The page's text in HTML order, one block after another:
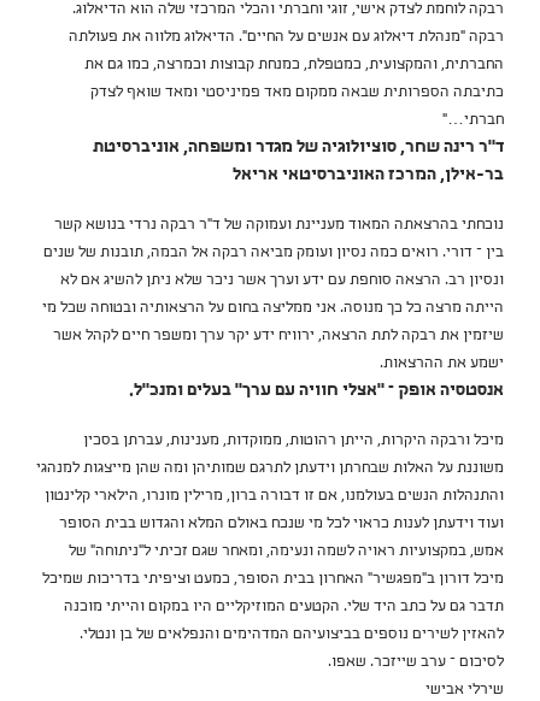
רבקה לוחמת לצדק אישי, זוגי וחברתי והכלי המרכזי שלה הוא הדיאלוג.
רבקה "מנהלת דיאלוג עם אנשים על החיים". הדיאלוג מלווה את פעולתה
החברתית, והמקצועית, כמטפלת, כמנחת קבוצות וכמרצה, כמו גם את
כתיבתה הספרותית שבאה ממקום מאד פמיניסטי ומאד שואף לצדק
חברתי…"
ד"ר רינה שחר, סוציולוגיה של מגדר ומשפחה, אוניברסיטת
בר-אילן, המרכז האוניברסיטאי אריאל
נוכחתי בהרצאתה המאוד מעניינת ועמוקה של ד"ר רבקה נרדי בנושא קשר
בין – דורי. רואים כמה נסיון ועומק מביאה רבקה אל הבמה, תובנות של שנים
ונסיון רב. הרצאה סוחפת עם ידע וערך אשר ניכר שלא ניתן להשיג אם לא
הייתה מרצה כל כך מנוסה. אני ממליצה בחום על הרצאותיה ובטוחה שכל מי
שיזמין את רבקה לתת הרצאה, ירוויח ידע יקר ערך ומשפר חיים לקהל אשר
ישמע את ההרצאות.
אנסטסיה אופק – "אצלי חוויה עם ערך" בעלים ומנכ"ל.
מיכל ורבקה היקרות, הייתן רהוטות, ממוקדות, מענינות, עברתן בסכין
משוננת על האלות שבחרתן וידעתן לתרגם שמותיהן ומה שהן מייצגות למנהגי
והתנהלות הנשים בעולמנו, אם זו דבורה ברון, מרילין מונרו, הילארי קלינטון
ועוד וידעתן לענות כראוי לכל מי שנכח באולם המלא והגדוש בבית הסופר
אמש, במקצועיות ראויה לשמה ונעימה, ומאחר שגם זכיתי ל"ניתוחה" של
מיכל דורון ב"מפגשיר" האחרון בבית הסופר, כמעט וציפיתי בדריכות שמיכל
תדבר גם על כתב היד שלי. הקטעים המוזיקליים היו במקום והייתי מוכנה
להאזין לשירים נוספים בביצועיהם המדהימים והנפלאים של בן ונטלי.
לסיכום – ערב שייזכר. שאפו.
שירלי אבישי